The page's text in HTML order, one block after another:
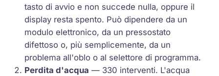
tasto di avvio e non succede nulla, oppure il
display resta spento. Può dipendere da un
modulo elettronico, da un pressostato
difettoso o, più semplicemente, da un
problema all'oblo o al selettore di programma.
Perdita d'acqua — 330 interventi. L'acqua